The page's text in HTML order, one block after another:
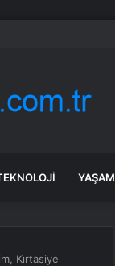
akın etti
YAŞAM
Kırtasiye